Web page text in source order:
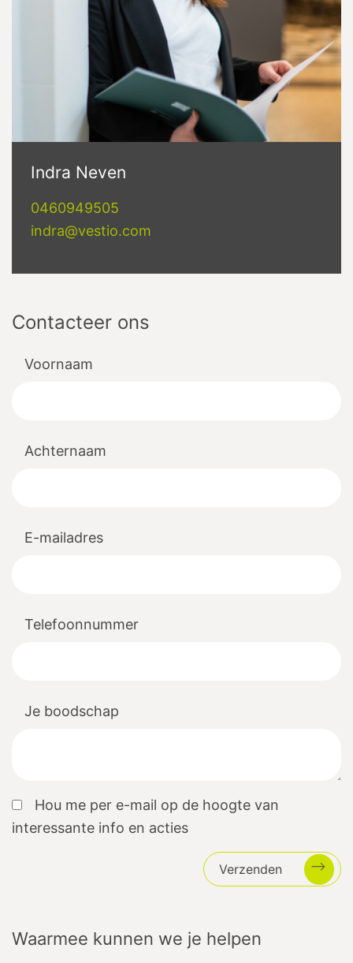
Indra Neven
0460949505
indra@vestio.com
Contacteer ons
Voornaam
Achternaam
E-mailadres
Telefoonnummer
Je boodschap
Hou me per e-mail op de hoogte van
interessante info en acties
Verzenden
Waarmee kunnen we je helpen